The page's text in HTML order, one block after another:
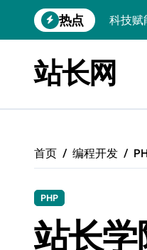
到
热点
链动数
技术赋
PHP视
数据科
大数据
站长网
首页 编程开发
PHP
站长学